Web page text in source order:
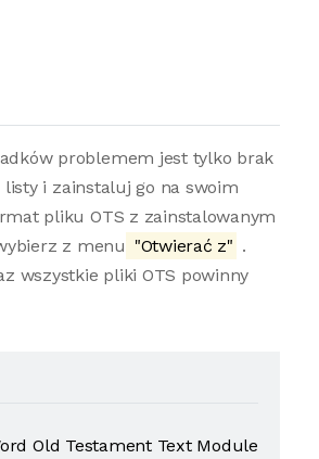
problemem jest tylko brak
i zainstaluj go na swoim
pliku OTS z zainstalowanym
z menu "Otwierać z" .
wszystkie pliki OTS powinny
Old Testament Text Module